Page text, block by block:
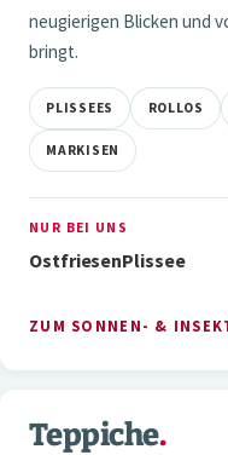
neugierigen Blicken und
bringt.
PLISSEES ROLLOS
MARKISEN
NUR BEI UNS
OstfriesenPlissee
ZUM SONNEN- &
04 — TEPPICHE
Teppiche.